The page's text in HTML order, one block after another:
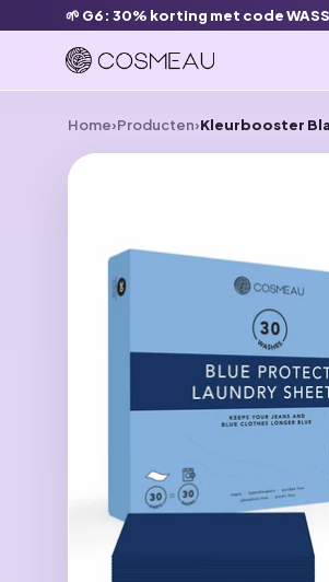
naar de content
🌱 G6: 30% korting met code
Home›Producten›Kleurbooster